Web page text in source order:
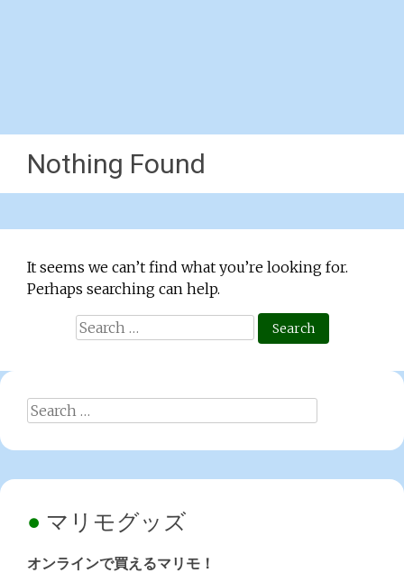
Nothing Found
It seems we can’t find what you’re looking for.
Perhaps searching can help.
Search
for:
Search
マリモグッズ
オンラインで買えるマリモ！